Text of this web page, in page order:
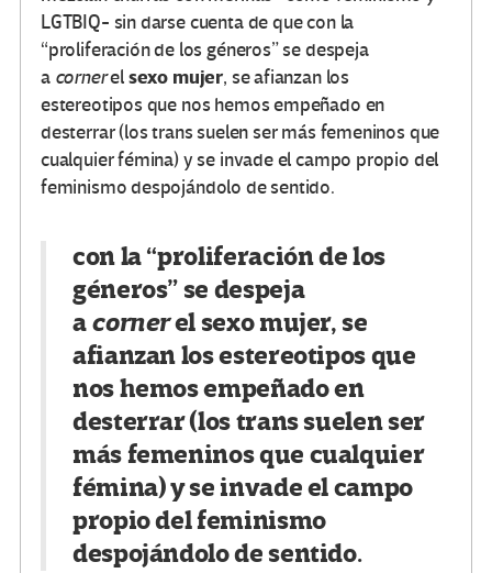
LGTBIQ- sin darse cuenta de que con la
“proliferación de los géneros” se despeja
a cornerelsexo mujer, se afianzan los
estereotipos que nos hemos empeñado en
desterrar (los trans suelen ser más femeninos que
cualquier fémina) y se invade el campo propio del
feminismo despojándolo de sentido.
con la “proliferación de los
géneros” se despeja
acornerelsexo mujer, se
afianzan los estereotipos que
nos hemos empeñado en
desterrar (los trans suelen ser
más femeninos que cualquier
fémina) y se invade el campo
propio del feminismo
despojándolo de sentido.